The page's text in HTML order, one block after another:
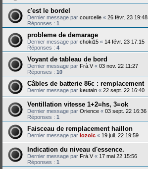
c'est le bordel
Dernier message par courcelle « 26 févr. 23 19:48
Réponses : 1
probleme de demarage
Dernier message par choki15 « 14 févr. 23 17:15
Réponses : 4
Voyant de tableau de bord
Dernier message par Frà.V« 03 nov. 22 11:27
Réponses : 10
Câbles de batterie 86c : remplacement
Dernier message par keutain « 22 sept. 22 16:40
Ventillation vitesse 1+2=hs, 3=ok
Dernier message par Orience « 03 sept. 22 16:36
Réponses : 1
Faisceau de remplacement haillon
Dernier message par lozoic « 19 juil. 22 19:59
Indication du niveau d'essence.
Dernier message par Frà.V« 17 mai 22 15:56
Réponses : 1